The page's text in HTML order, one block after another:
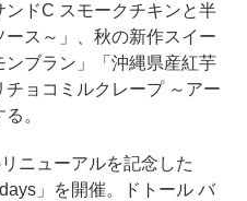
ドC スモークチキンと半
ス～」、秋の新作スイー
ブラン」「沖縄県産紅芋
ョコミルクレープ ～アー
。
ニューアルを記念した
」を開催。ドトール バ